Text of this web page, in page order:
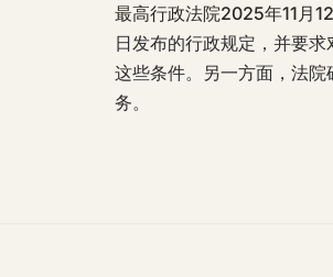
最高行政法院2025年11月
日发布的行政规定，并要
这些条件。另一方面，法院
务。